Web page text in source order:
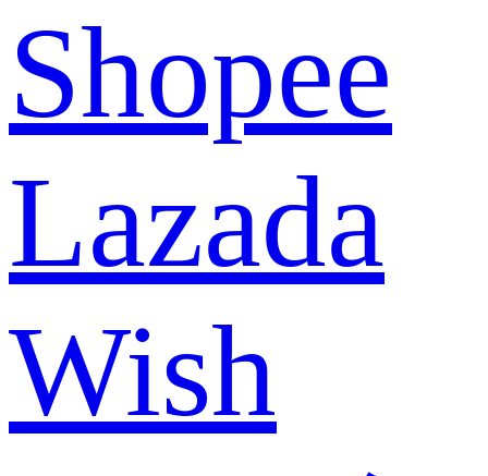
Shopee
Lazada
Wish